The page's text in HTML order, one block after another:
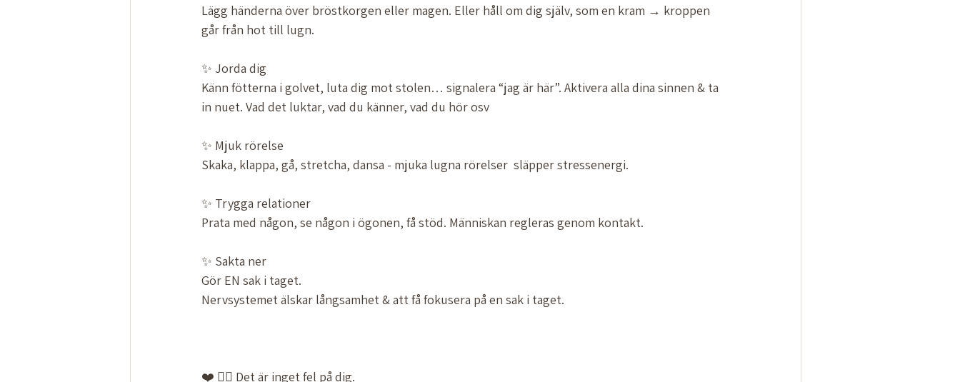
Lägg händerna över bröstkorgen eller magen. Eller håll om dig själv, som en kram → kroppen
går från hot till lugn.
✨ Jorda dig
Känn fötterna i golvet, luta dig mot stolen… signalera “jag är här”. Aktivera alla dina sinnen & ta
in nuet. Vad det luktar, vad du känner, vad du hör osv
✨ Mjuk rörelse
Skaka, klappa, gå, stretcha, dansa - mjuka lugna rörelser  släpper stressenergi.
✨ Trygga relationer
Prata med någon, se någon i ögonen, få stöd. Människan regleras genom kontakt.
✨ Sakta ner
Gör EN sak i taget.
Nervsystemet älskar långsamhet & att få fokusera på en sak i taget.
❤️ 👉🏼 Det är inget fel på dig.